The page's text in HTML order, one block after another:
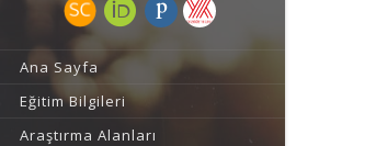
Ana Sayfa
Eğitim Bilgileri
Araştırma Alanları